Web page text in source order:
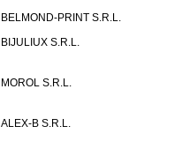
BELMOND-PRINT S.R.L.
BIJULIUX S.R.L.
MOROL S.R.L.
ALEX-B S.R.L.